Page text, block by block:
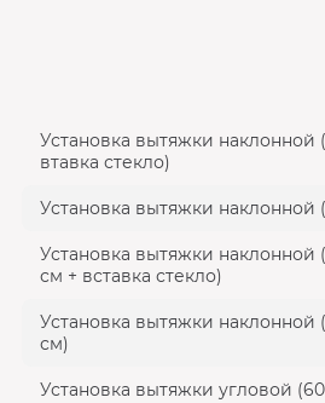
Установка вытяжки наклонной
втавка стекло)
Установка вытяжки наклонной
Установка вытяжки наклонной
см + вставка стекло)
Установка вытяжки наклонной
см)
Установка вытяжки угловой